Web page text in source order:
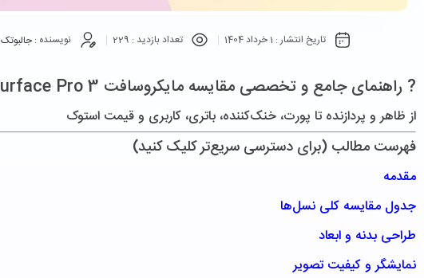
تاریخ انتشار : 1 خرداد 1404 تعداد بازدید : 229 نویسنده :جالبوتک
? راهنمای جامع و تخصصی مقایسه مایکروسافت Surface Pro 3 تا 8 + 7 Plus
از ظاهر و پردازنده تا پورت، خنک‌کننده، باتری، کاربری و قیمت استوک
فهرست مطالب (برای دسترسی سریع‌تر کلیک کنید)
مقدمه
جدول مقایسه کلی نسل‌ها
طراحی بدنه و ابعاد
نمایشگر و کیفیت تصویر